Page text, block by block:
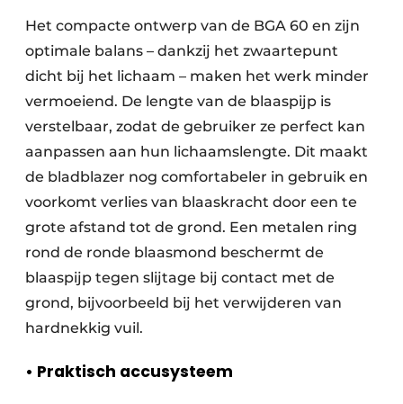
Het compacte ontwerp van de BGA 60 en zijn
optimale balans – dankzij het zwaartepunt
dicht bij het lichaam – maken het werk minder
vermoeiend. De lengte van de blaaspijp is
verstelbaar, zodat de gebruiker ze perfect kan
aanpassen aan hun lichaamslengte. Dit maakt
de bladblazer nog comfortabeler in gebruik en
voorkomt verlies van blaaskracht door een te
grote afstand tot de grond. Een metalen ring
rond de ronde blaasmond beschermt de
blaaspijp tegen slijtage bij contact met de
grond, bijvoorbeeld bij het verwijderen van
hardnekkig vuil.
• Praktisch accusysteem